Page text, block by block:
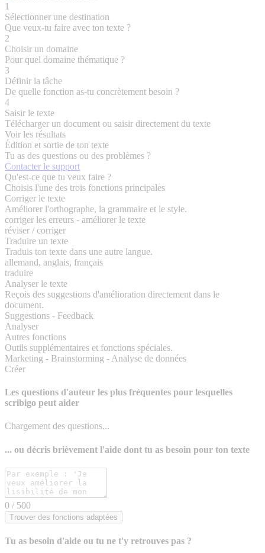
1
Sélectionner une destination
Que veux-tu faire avec ton texte ?
2
Choisir un domaine
Pour quel domaine thématique ?
3
Définir la tâche
De quelle fonction as-tu concrètement besoin ?
4
Saisir le texte
Télécharger un document ou saisir directement du texte
Voir les résultats
Édition et sortie de ton texte
Tu as des questions ou des problèmes ?
Contacter le support
Qu'est-ce que tu veux faire ?
Choisis l'une des trois fonctions principales
Corriger le texte
Améliorer l'orthographe, la grammaire et le style.
corriger les erreurs - améliorer le texte
réviser / corriger
Traduire un texte
Traduis ton texte dans une autre langue.
allemand, anglais, français
traduire
Analyser le texte
Reçois des suggestions d'amélioration directement dans le
document.
Suggestions - Feedback
Analyser
Autres fonctions
Outils supplémentaires et fonctions spéciales.
Marketing - Brainstorming - Analyse de données
Créer
Les questions d'auteur les plus fréquentes pour lesquelles
scribigo peut aider
Chargement des questions...
... ou décris brièvement l'aide dont tu as besoin pour ton texte
0 / 500
Trouver des fonctions adaptées
Tu as besoin d'aide ou tu ne t'y retrouves pas ?